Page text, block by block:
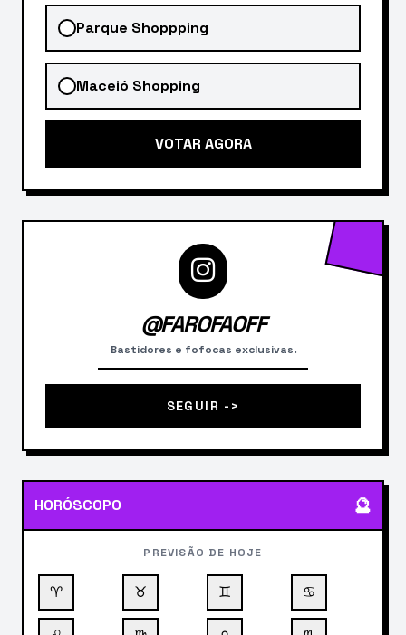
Parque Shoppping
Maceió Shopping
VOTAR AGORA
@FAROFAOFF
Bastidores e fofocas exclusivas.
SEGUIR ->
HORÓSCOPO 🔮
PREVISÃO DE HOJE
♈ ♉ ♊ ♋